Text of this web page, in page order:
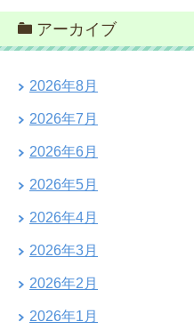
アーカイブ
2026年8月
2026年7月
2026年6月
2026年5月
2026年4月
2026年3月
2026年2月
2026年1月